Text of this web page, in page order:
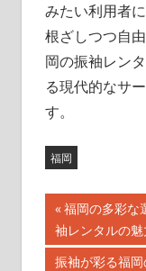
みたい利用者
根ざしつつ自
岡の振袖レン
る現代的なサ
す。
福岡
投
稿
前
の
記
福岡の多彩な
袖レンタルの
次
振袖が彩る福